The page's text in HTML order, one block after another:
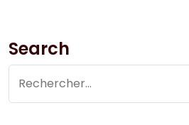
Search